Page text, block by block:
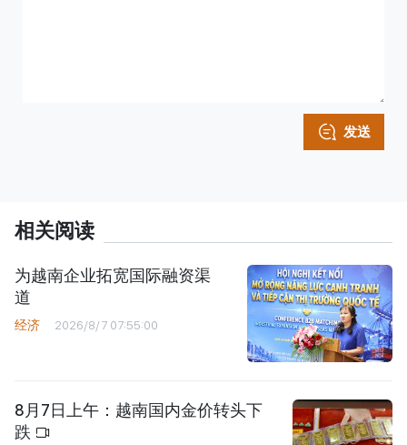
发送
相关阅读
为越南企业拓宽国际融资渠
道
经济 2026/8/7 07:55:00
8月7日上午：越南国内金价转头下
跌